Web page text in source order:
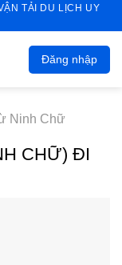
TẢI DU LỊCH UY
Đăng nhập
Ninh Chữ
CHỮ) ĐI